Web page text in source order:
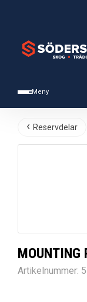
Meny
Reservdelar
MOUNTING
Artikelnummer: